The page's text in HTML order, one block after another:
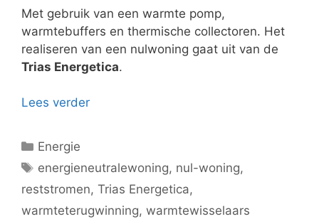
Met gebruik van een warmte pomp,
warmtebuffers en thermische collectoren. Het
realiseren van een nulwoning gaat uit van de
Trias Energetica.
Lees verder
Categorieën
Energie
Tags
energieneutralewoning, nul-woning,
reststromen, Trias Energetica,
warmteterugwinning, warmtewisselaars